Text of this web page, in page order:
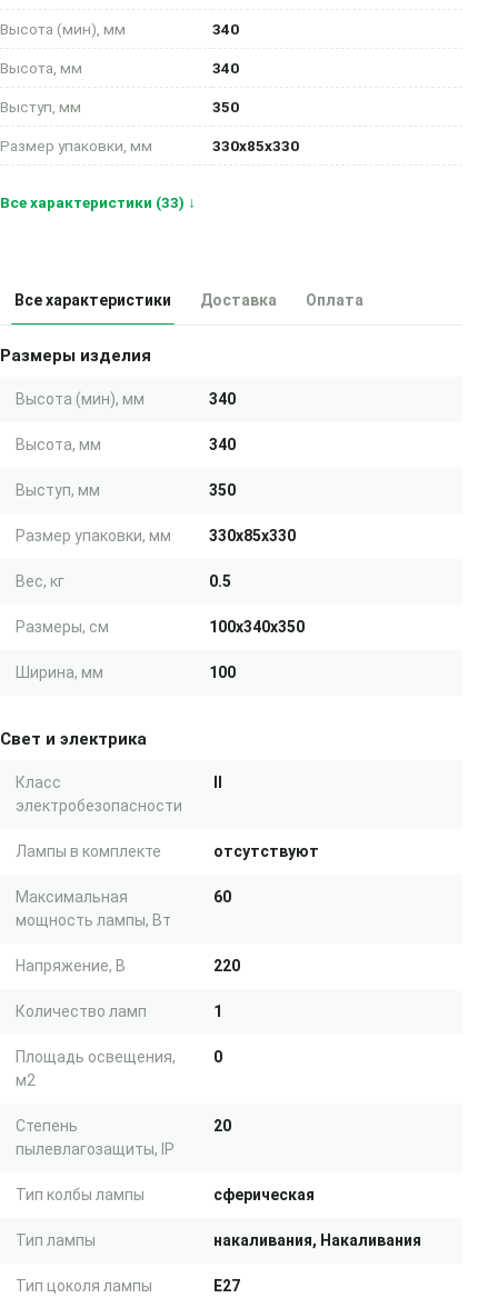
Высота (мин), мм 340
Высота, мм 340
Выступ, мм 350
Размер упаковки, мм 330x85x330
Все характеристики (33) ↓
Все характеристики Доставка Оплата
Размеры изделия
Высота (мин), мм 340
Высота, мм 340
Выступ, мм 350
Размер упаковки, мм 330x85x330
Вес, кг 0.5
Размеры, см 100x340x350
Ширина, мм 100
Свет и электрика
Класс
электробезопасности
Лампы в комплекте отсутствуют
Максимальная
мощность лампы, Вт
60
Напряжение, В 220
Количество ламп 1
Площадь освещения,
м2
0
Степень
пылевлагозащиты, IP
20
Тип колбы лампы сферическая
Тип лампы накаливания, Накаливания
Тип цоколя лампы E27